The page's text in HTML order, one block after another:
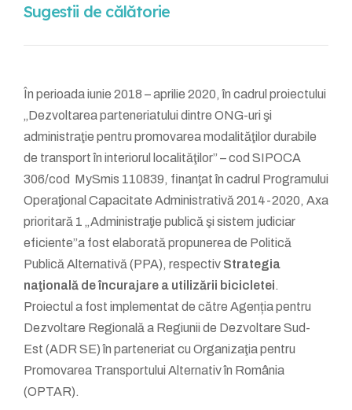
Sugestii de călătorie
În perioada iunie 2018 – aprilie 2020, în cadrul proiectului
„Dezvoltarea parteneriatului dintre ONG-uri şi
administraţie pentru promovarea modalităţilor durabile
de transport în interiorul localităţilor” – cod SIPOCA
306/cod MySmis 110839, finanƫat în cadrul Programului
Operaƫional Capacitate Administrativă 2014-2020, Axa
prioritară 1 „Administraƫie publică şi sistem judiciar
eficiente”a fost elaborată propunerea de Politică
Publică Alternativă (PPA), respectiv Strategia
naţională de încurajare a utilizării bicicletei.
Proiectul a fost implementat de către Agenția pentru
Dezvoltare Regională a Regiunii de Dezvoltare Sud-
Est (ADR SE) în parteneriat cu Organizaţia pentru
Promovarea Transportului Alternativ în România
(OPTAR).